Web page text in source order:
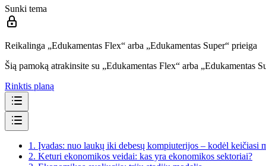
Sunki tema
Reikalinga „Edukamentas Flex“ arba „Edukamentas Super“ prieiga
Šią pamoką atrakinsite su „Edukamentas Flex“ arba „Edukamentas
Rinktis planą
1. Įvadas: nuo laukų iki debesų kompiuterijos – kodėl keičiasi
2. Keturi ekonomikos veidai: kas yra ekonomikos sektoriai?